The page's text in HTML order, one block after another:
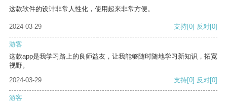
这款软件的设计非常人性化，使用起来非常方便。
2024-03-29 支持[0] 反对[0]
游客
这款app是我学习路上的良师益友，让我能够随时随地学习新知识，拓宽
视野。
2024-03-29
支持[0] 反对[0]
游客